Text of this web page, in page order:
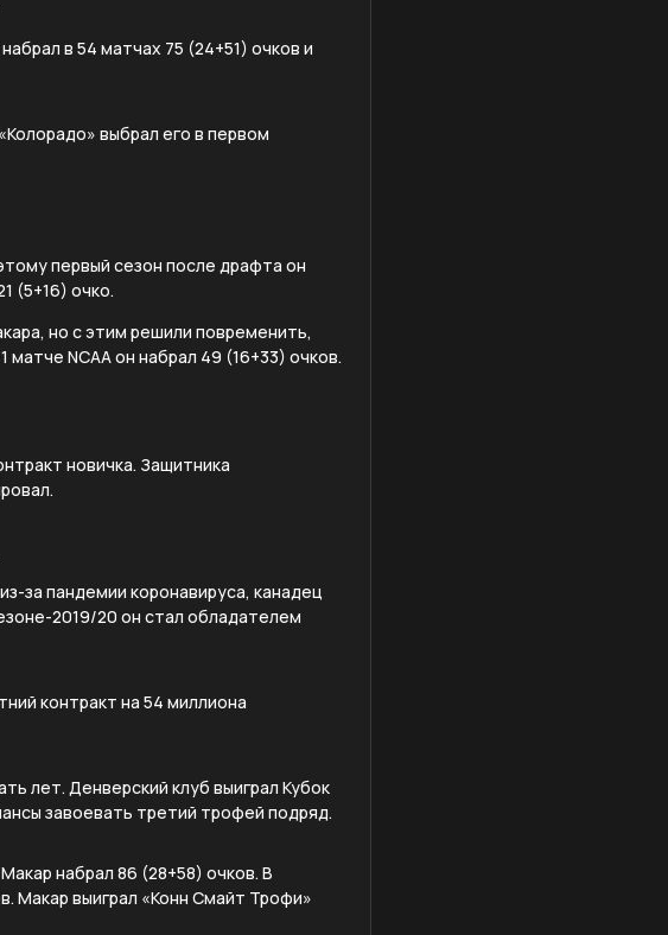
в 54 матчах 75 (24+51) очков и
выбрал его в первом
первый сезон после драфта он
(5+16) очко.
но с этим решили повременить,
NCAA он набрал 49 (16+33) очков.
новичка. Защитника
за пандемии коронавируса, канадец
2019/20 он стал обладателем
контракт на 54 миллиона
лет. Денверский клуб выиграл Кубок
завоевать третий трофей подряд.
набрал 86 (28+58) очков. В
Макар выиграл «Конн Смайт Трофи»